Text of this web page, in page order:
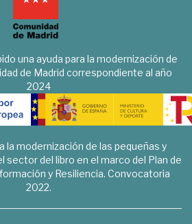
una ayuda para la modernización de
de Madrid correspondiente al año
2024
la modernización de las pequeñas y
sector del libro en el marco del Plan de
y Resiliencia. Convocatoria
2022.